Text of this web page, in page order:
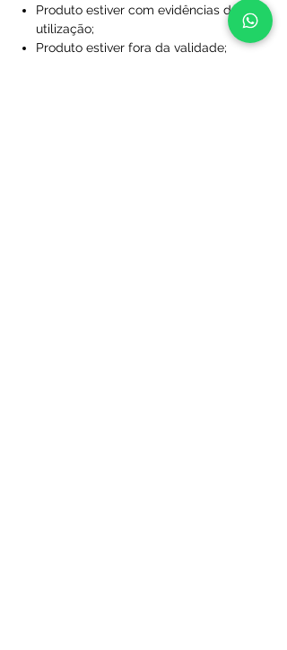
Produto estiver com evidências de
utilização;
Produto estiver fora da validade;